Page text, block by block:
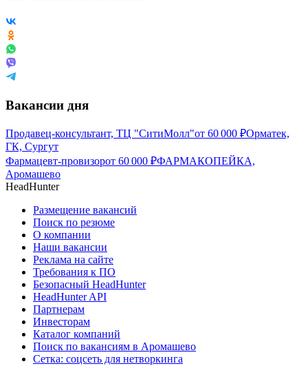
Вакансии дня
Продавец-консультант, ТЦ "СитиМолл"от 60 000 ₽Орматек,
ГК, Сургут
Фармацевт-провизорот 60 000 ₽ФАРМАКОПЕЙКА,
Аромашево
HeadHunter
Размещение вакансий
Поиск по резюме
О компании
Наши вакансии
Реклама на сайте
Требования к ПО
Безопасный HeadHunter
HeadHunter API
Партнерам
Инвесторам
Каталог компаний
Поиск по вакансиям в Аромашево
Сетка: соцсеть для нетворкинга